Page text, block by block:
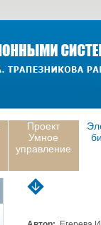
Проект
Умное
управление